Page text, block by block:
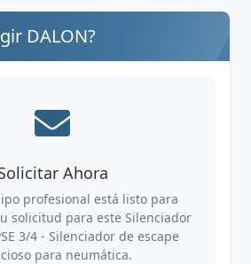
DALON?
Ahora
profesional está listo para
solicitud para este Silenciador
3/4 - Silenciador de escape
para neumática.